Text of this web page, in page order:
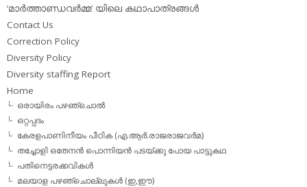
‘മാര്‍ത്താണ്ഡവര്‍മ്മ’ യിലെ കഥാപാത്രങ്ങള്‍
Contact Us
Correction Policy
Diversity Policy
Diversity staffing Report
Home
ഒരായിരം പഴഞ്ചൊല്‍
ഒറ്റപ്പദം
കേരളപാണിനീയം പീഠിക (എ.ആര്‍.രാജരാജവര്‍മ)
തച്ചോളി ഒതേനൻ പൊന്നിയൻ പടയ്‌ക്കു പോയ പാട്ടുകഥ
പതിനെട്ടരക്കവികള്‍
മലയാള പഴഞ്ചൊല്ലുകള്‍ (ഇ,ഈ)